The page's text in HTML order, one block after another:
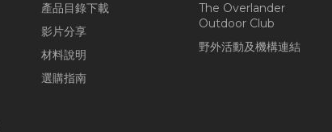
產品目錄下載
影片分享
材料說明
選購指南
The Overlander
Outdoor Club
野外活動及機構連結